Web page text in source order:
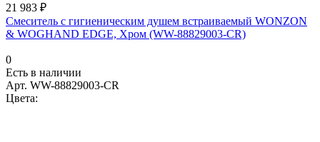
21 983 ₽
Смеситель с гигиеническим душем встраиваемый WONZON
& WOGHAND EDGE, Хром (WW-88829003-CR)
0
Есть в наличии
Арт. WW-88829003-CR
Цвета: